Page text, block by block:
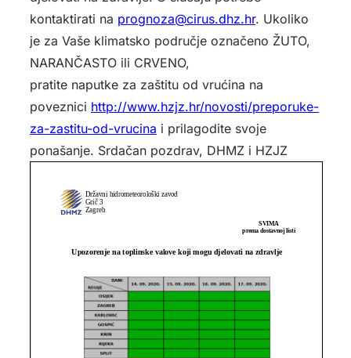
kontaktirati na prognoza@cirus.dhz.hr. Ukoliko
je za Vaše klimatsko područje označeno ŽUTO,
NARANČASTO ili CRVENO,
pratite naputke za zaštitu od vrućina na
poveznici http://www.hzjz.hr/novosti/preporuke-
za-zastitu-od-vrucina i prilagodite svoje
ponašanje. Srdačan pozdrav, DHMZ i HZJZ